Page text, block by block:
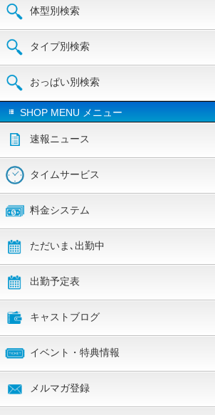
体型別検索
タイプ別検索
おっぱい別検索
SHOP MENU メニュー
速報ニュース
タイムサービス
料金システム
ただいま､出勤中
出勤予定表
キャストブログ
イベント・特典情報
メルマガ登録